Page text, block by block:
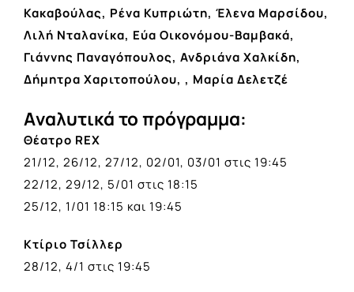
Κακαβούλας, Ρένα Κυπριώτη, Έλενα Μαρσίδου,
Λιλή Νταλανίκα, Εύα Οικονόμου-Βαμβακά,
Γιάννης Παναγόπουλος, Ανδριάνα Χαλκίδη,
Δήμητρα Χαριτοπούλου, , Μαρία Δελετζέ
Aναλυτικά το πρόγραμμα:
Θέατρο REX
21/12, 26/12, 27/12, 02/01, 03/01 στις 19:45
22/12, 29/12, 5/01 στις 18:15
25/12, 1/01 18:15 και 19:45
Kτίριο Τσίλλερ
28/12, 4/1 στις 19:45